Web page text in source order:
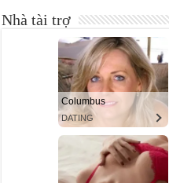
Nhà tài trợ